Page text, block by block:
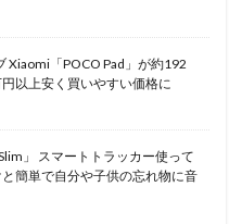
Xiaomi「POCO Pad」が約192
以上安く買いやすい価格に
」 スマートトラッカー使って
簡単で自分や子供の忘れ物に音